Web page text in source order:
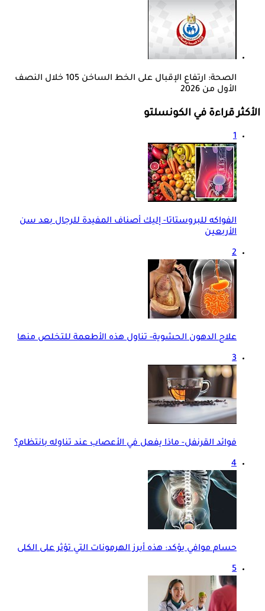
الصحة: ارتفاع الإقبال على الخط الساخن 105 خلال النصف
الأول من 2026
الأكثر قراءة في الكونسلتو
1
الفواكه للبروستاتا- إليك أصناف المفيدة للرجال بعد سن
الأربعين
2
علاج الدهون الحشوية- تناول هذه الأطعمة للتخلص منها
3
فوائد القرنفل- ماذا يفعل في الأعصاب عند تناوله بانتظام؟
4
حسام موافي يؤكد: هذه أبرز الهرمونات التي تؤثر على الكلى
5